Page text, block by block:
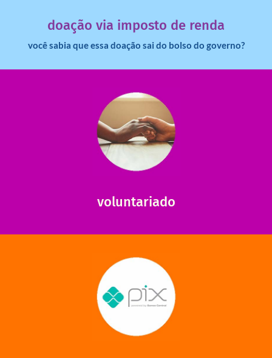
doação via imposto de renda
você sabia que essa doação sai do bolso do governo?
voluntariado
ajudar com certos assuntos. Entre em contato conosco e
saiba como nos ajudar.
saiba mais
via PIX? Elas também são muito importantes para
mantermos nossas unidades em funcionamento!
saiba mais